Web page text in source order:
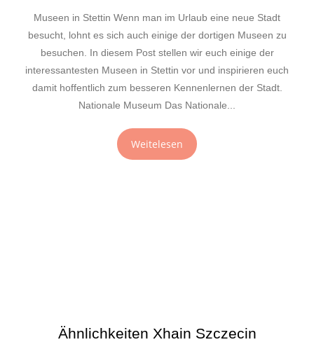
Museen in Stettin Wenn man im Urlaub eine neue Stadt
besucht, lohnt es sich auch einige der dortigen Museen zu
besuchen. In diesem Post stellen wir euch einige der
interessantesten Museen in Stettin vor und inspirieren euch
damit hoffentlich zum besseren Kennenlernen der Stadt.
Nationale Museum Das Nationale...
Weitelesen
Ähnlichkeiten Xhain Szczecin